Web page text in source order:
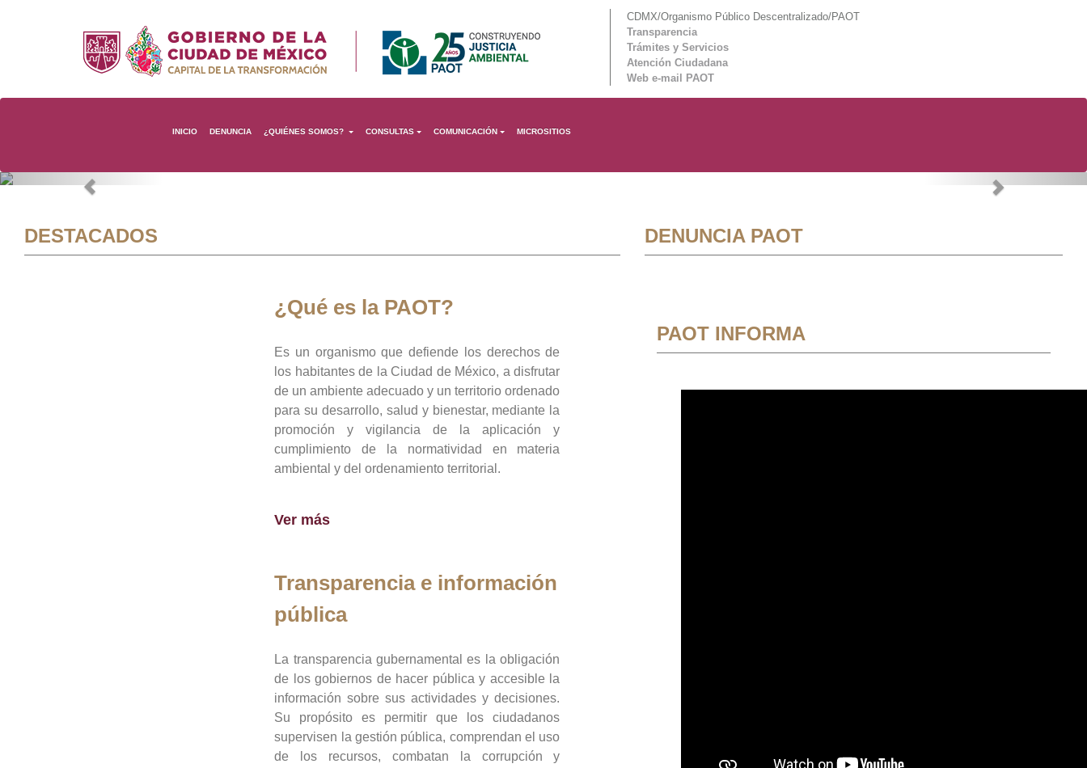
CDMX/Organismo Público Descentralizado/PAOT
Transparencia
Trámites y Servicios
Atención Ciudadana
Web e-mail PAOT
INICIO DENUNCIA ¿QUIÉNES SOMOS? CONSULTAS COMUNICACIÓN MICROSITIOS
Previous Next
DESTACADOS
¿Qué es la PAOT?
Es un organismo que defiende los derechos de
los habitantes de la Ciudad de México, a disfrutar
de un ambiente adecuado y un territorio ordenado
para su desarrollo, salud y bienestar, mediante la
promoción y vigilancia de la aplicación y
cumplimiento de la normatividad en materia
ambiental y del ordenamiento territorial.
Ver más
Transparencia e información
pública
La transparencia gubernamental es la obligación
de los gobiernos de hacer pública y accesible la
información sobre sus actividades y decisiones.
Su propósito es permitir que los ciudadanos
supervisen la gestión pública, comprendan el uso
de los recursos, combatan la corrupción y
DENUNCIA PAOT
PAOT INFORMA